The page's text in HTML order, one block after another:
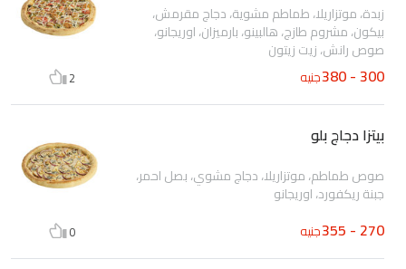
زبدة، موتزاريلا، طماطم مشوية، دجاج مقرمش،
بيكون، مشروم طازج، هالبينو، بارميزان، اوريجانو،
صوص رانش، زيت زيتون
300 - 380 جنيه 2
بيتزا دجاج بلو
صوص طماطم، موتزاريلا، دجاج مشوي، بصل احمر،
جبنة ريكفورد، اوريجانو
270 - 355 جنيه 0